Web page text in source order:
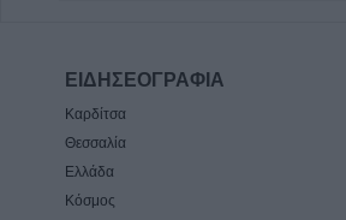
ΕΙΔΗΣΕΟΓΡΑΦΙΑ
Καρδίτσα
Θεσσαλία
Ελλάδα
Κόσμος